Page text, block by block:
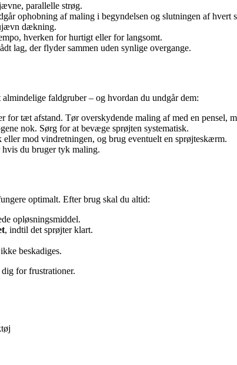
parallelle strøg.
ophobning af maling i begyndelsen og slutningen af hvert
dækning.
hverken for hurtigt eller for langsomt.
lag, der flyder sammen uden synlige overgange.
faldgruber – og hvordan du undgår dem:
for tæt afstand. Tør overskydende maling af med en pensel,
nok. Sørg for at bevæge sprøjten systematisk.
mod vindretningen, og brug eventuelt en sprøjteskærm.
du bruger tyk maling.
optimalt. Efter brug skal du altid:
opløsningsmiddel.
, indtil det sprøjter klart.
beskadiges.
for frustrationer.